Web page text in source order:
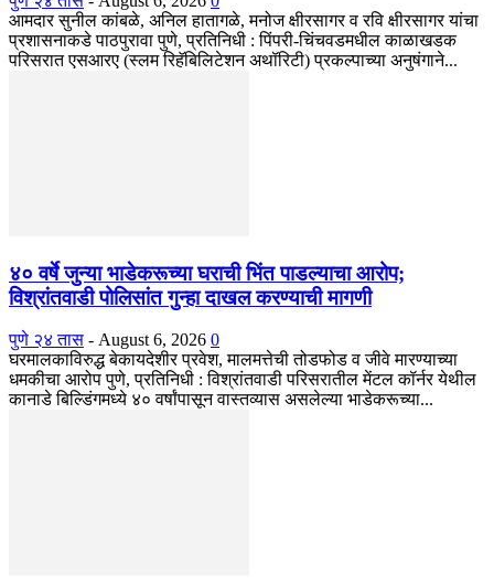
आमदार सुनील कांबळे, अनिल हातागळे, मनोज क्षीरसागर व रवि क्षीरसागर यांचा
प्रशासनाकडे पाठपुरावा पुणे, प्रतिनिधी : पिंपरी-चिंचवडमधील काळाखडक
परिसरात एसआरए (स्लम रिहॅबिलिटेशन अथॉरिटी) प्रकल्पाच्या अनुषंगाने...
४० वर्षे जुन्या भाडेकरूच्या घराची भिंत पाडल्याचा आरोप;
विश्रांतवाडी पोलिसांत गुन्हा दाखल करण्याची मागणी
पुणे २४ तास - August 6, 2026 0
घरमालकाविरुद्ध बेकायदेशीर प्रवेश, मालमत्तेची तोडफोड व जीवे मारण्याच्या
धमकीचा आरोप पुणे, प्रतिनिधी : विश्रांतवाडी परिसरातील मेंटल कॉर्नर येथील
कानाडे बिल्डिंगमध्ये ४० वर्षांपासून वास्तव्यास असलेल्या भाडेकरूच्या...